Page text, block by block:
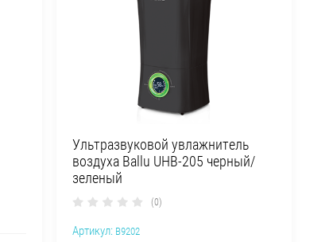
Ультразвуковой увлажнитель
воздуха Ballu UHB-205 черный/
зеленый
(0)
Артикул: B9202